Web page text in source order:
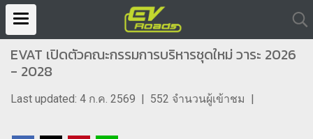
EVAT เปิดตัวคณะกรรมการบริหารชุดใหม่ วาระ 2026
- 2028
Last updated: 4 ก.ค. 2569 | 552 จำนวนผู้เข้าชม |